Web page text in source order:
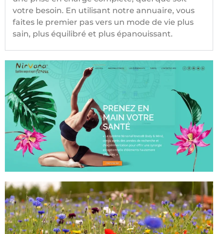
votre besoin. En utilisant notre annuaire, vous
faites le premier pas vers un mode de vie plus
sain, plus équilibré et plus épanouissant.